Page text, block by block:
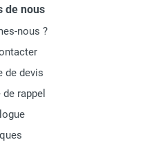
de nous
nous ?
de devis
rappel